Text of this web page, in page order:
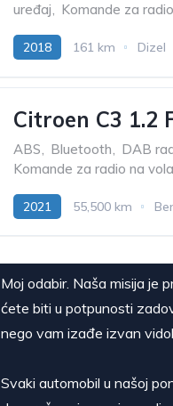
uređaj, Komande za
2018 161 km Dizel
Citroen C3 1.2
ABS Bluetooth DAB
Komande za radio na
2021 55,500 km
Moj odabir. Naša misija je
ćete biti u potpunosti
nego vam izađe izvan
Svaki automobil u našoj